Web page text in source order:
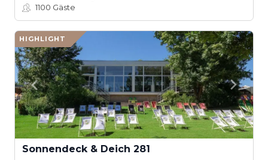
1100 Gäste
HIGHLIGHT
Sonnendeck & Deich 281